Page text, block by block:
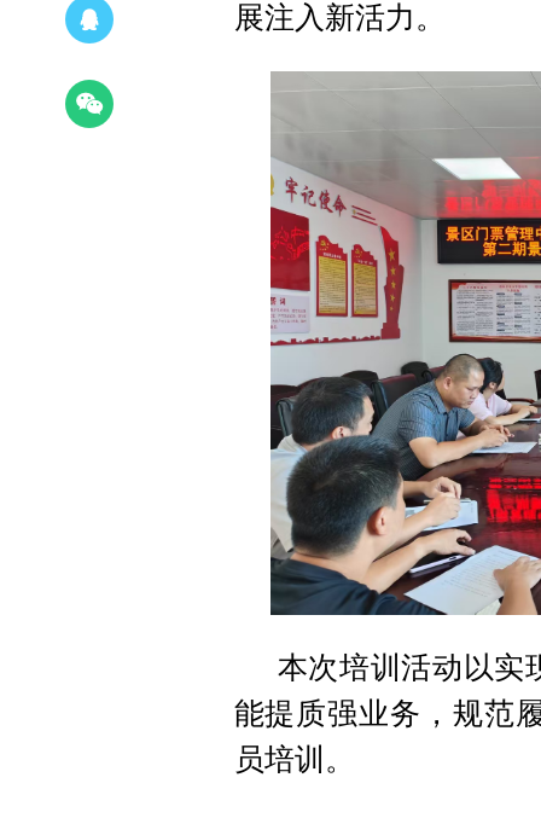
展注入新活力。
本次培训活动以实
能提质强业务，规范
员培训。